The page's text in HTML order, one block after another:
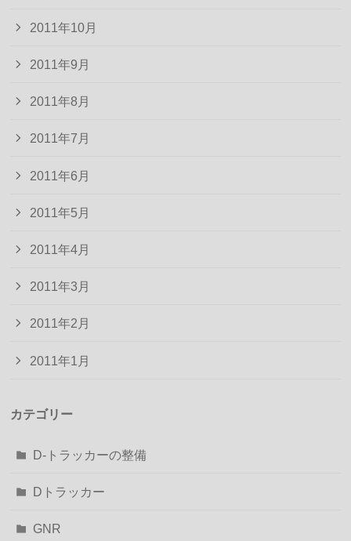
2011年10月
2011年9月
2011年8月
2011年7月
2011年6月
2011年5月
2011年4月
2011年3月
2011年2月
2011年1月
カテゴリー
D-トラッカーの整備
Dトラッカー
GNR